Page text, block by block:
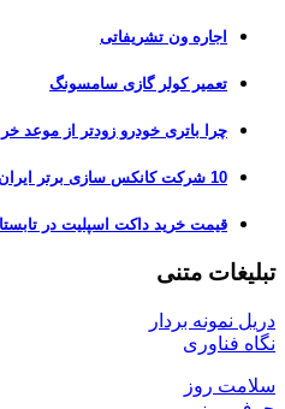
اجاره ون تشریفاتی
تعمیر کولر گازی سامسونگ
چرا باتری خودرو زودتر از موعد خراب می‌شود؟ ۱۰ اشتباه رایجی که
10 شرکت کانکس سازی برتر ایران؛ راهنمای انتخاب مطمئن‌ترین تولیدکننده کانکس در بازار 1405
قیمت خرید داکت اسپلیت در تابستان
تبلیغات متنی
دریل نمونه بردار
نگاه فناوری
سلامت روز